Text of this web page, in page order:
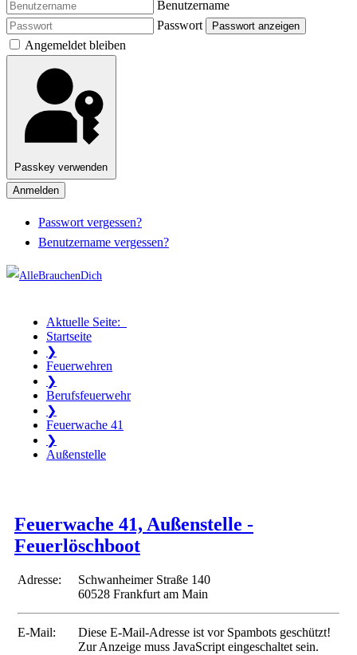
Benutzername
Passwort
Passwort anzeigen
Angemeldet bleiben
Passkey verwenden
Anmelden
Passwort vergessen?
Benutzername vergessen?
Aktuelle Seite:
Startseite
❯
Feuerwehren
❯
Berufsfeuerwehr
❯
Feuerwache 41
❯
Außenstelle
Feuerwache 41, Außenstelle -
Feuerlöschboot
Adresse:
Schwanheimer Straße 140
60528 Frankfurt am Main
E-Mail:
Diese E-Mail-Adresse ist vor Spambots geschützt!
Zur Anzeige muss JavaScript eingeschaltet sein.